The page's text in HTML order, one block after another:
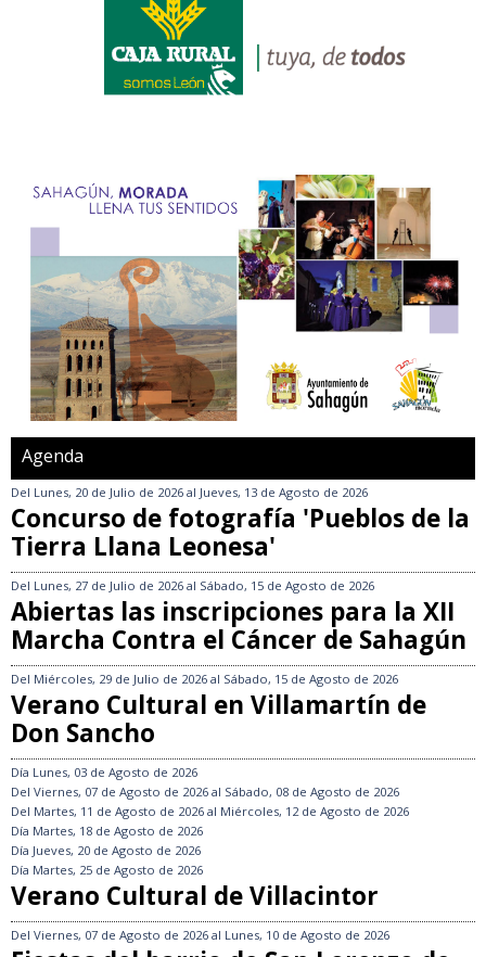
Agenda
Del Lunes, 20 de Julio de 2026 al Jueves, 13 de Agosto de 2026
Concurso de fotografía 'Pueblos de la
Tierra Llana Leonesa'
Del Lunes, 27 de Julio de 2026 al Sábado, 15 de Agosto de 2026
Abiertas las inscripciones para la XII
Marcha Contra el Cáncer de Sahagún
Del Miércoles, 29 de Julio de 2026 al Sábado, 15 de Agosto de 2026
Verano Cultural en Villamartín de
Don Sancho
Día Lunes, 03 de Agosto de 2026
Del Viernes, 07 de Agosto de 2026 al Sábado, 08 de Agosto de 2026
Del Martes, 11 de Agosto de 2026 al Miércoles, 12 de Agosto de 2026
Día Martes, 18 de Agosto de 2026
Día Jueves, 20 de Agosto de 2026
Día Martes, 25 de Agosto de 2026
Verano Cultural de Villacintor
Del Viernes, 07 de Agosto de 2026 al Lunes, 10 de Agosto de 2026